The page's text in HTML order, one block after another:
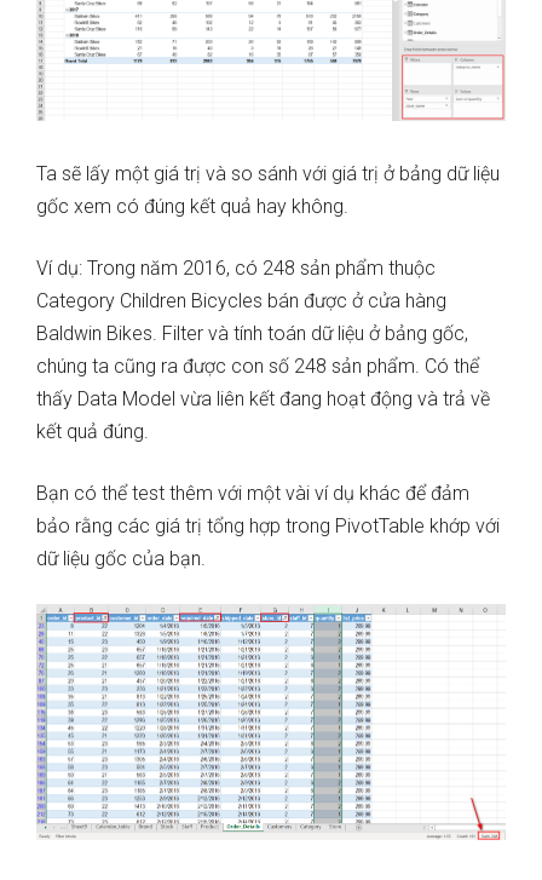
Ta sẽ lấy một giá trị và so sánh với giá trị ở bảng dữ liệu
gốc xem có đúng kết quả hay không.
Ví dụ: Trong năm 2016, có 248 sản phẩm thuộc
Category Children Bicycles bán được ở cửa hàng
Baldwin Bikes. Filter và tính toán dữ liệu ở bảng gốc,
chúng ta cũng ra được con số 248 sản phẩm. Có thể
thấy Data Model vừa liên kết đang hoạt động và trả về
kết quả đúng.
Bạn có thể test thêm với một vài ví dụ khác để đảm
bảo rằng các giá trị tổng hợp trong PivotTable khớp với
dữ liệu gốc của bạn.